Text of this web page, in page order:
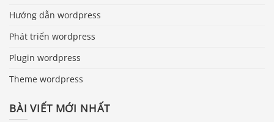
Hướng dẫn wordpress
Phát triển wordpress
Plugin wordpress
Theme wordpress
BÀI VIẾT MỚI NHẤT